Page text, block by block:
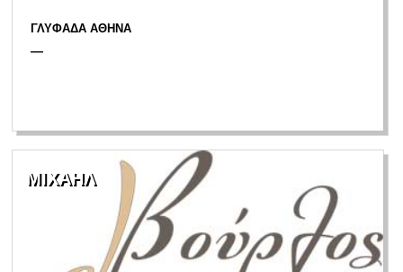
ΓΛΥΦΑΔΑ ΑΘΗΝΑ
—
ΜΙΧΑΗΛ